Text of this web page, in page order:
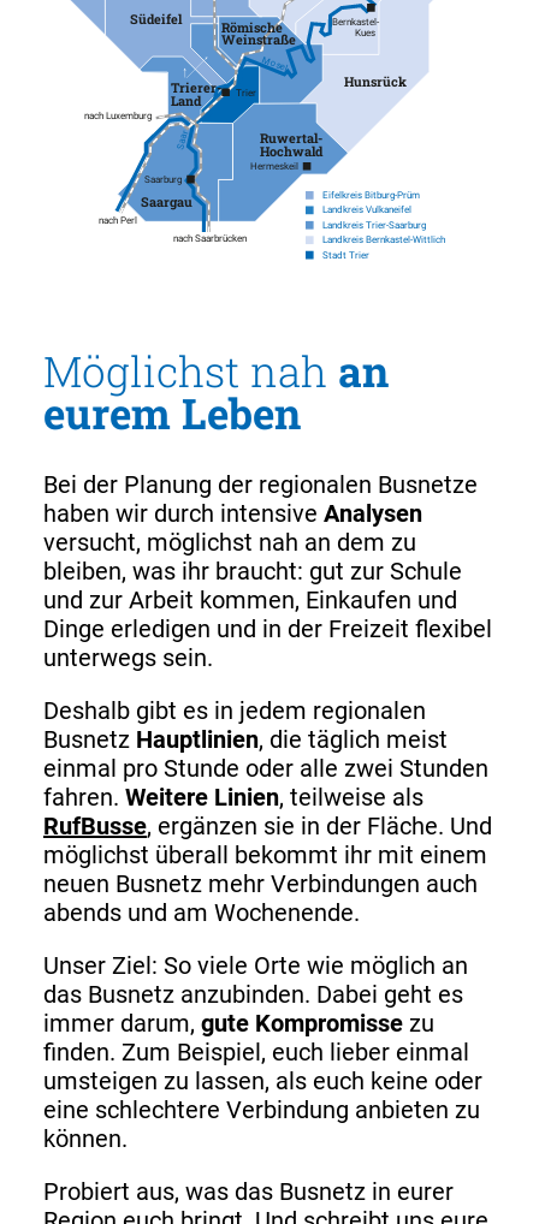
nach Luxemburg
nach Perl
nach Saarbrücken
Bernkastel-
Kues
Saarburg
Hermeskeil
Mosel
Saar
Trier
Südeifel
Trierer-
Land
Saargau
Ruwertal-
Hochwald
Hunsrück
Römische
Weinstraße
Eifelkreis Bitburg-Prüm
Landkreis Vulkaneifel
Landkreis Trier-Saarburg
Landkreis Bernkastel-Wittlich
Stadt Trier
Möglichst nah an
eurem Leben
Bei der Planung der regionalen Busnetze
haben wir durch intensive Analysen
versucht, möglichst nah an dem zu
bleiben, was ihr braucht: gut zur Schule
und zur Arbeit kommen, Einkaufen und
Dinge erledigen und in der Freizeit flexibel
unterwegs sein.
Deshalb gibt es in jedem regionalen
Busnetz Hauptlinien, die täglich meist
einmal pro Stunde oder alle zwei Stunden
fahren. Weitere Linien, teilweise als
RufBusse, ergänzen sie in der Fläche. Und
möglichst überall bekommt ihr mit einem
neuen Busnetz mehr Verbindungen auch
abends und am Wochenende.
Unser Ziel: So viele Orte wie möglich an
das Busnetz anzubinden. Dabei geht es
immer darum, gute Kompromisse zu
finden. Zum Beispiel, euch lieber einmal
umsteigen zu lassen, als euch keine oder
eine schlechtere Verbindung anbieten zu
können.
Probiert aus, was das Busnetz in eurer